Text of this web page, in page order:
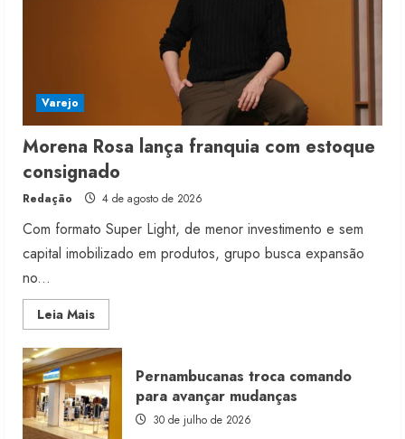
Varejo
Morena Rosa lança franquia com estoque
consignado
Redação 4 de agosto de 2026
Com formato Super Light, de menor investimento e sem
capital imobilizado em produtos, grupo busca expansão
no...
Leia MaisRead
more
Morena
Rosa
lança
franquia
com
estoque
consignado
Pernambucanas troca comando
para avançar mudanças
30 de julho de 2026